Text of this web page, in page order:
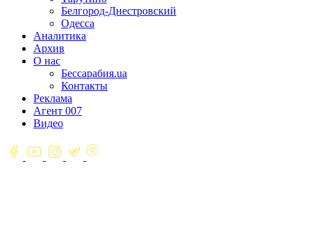
Белгород-Днестровский
Одесса
Аналитика
Архив
О нас
Бессарабия.ua
Контакты
Реклама
Агент 007
Видео